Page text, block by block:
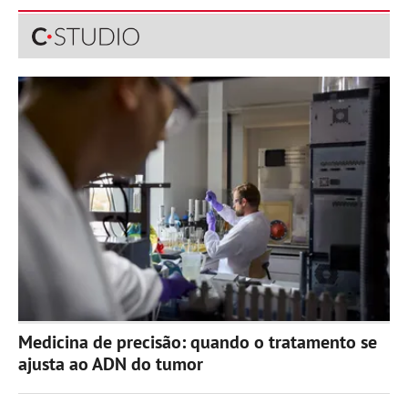
Medicina de precisão: quando o tratamento se
ajusta ao ADN do tumor